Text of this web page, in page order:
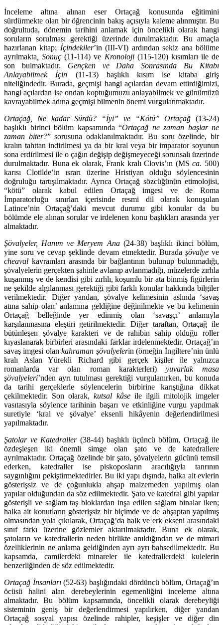
İnceleme altına alınan eser Ortaçağ konusunda eğitimini
sürdürmekte olan bir öğrencinin bakış açısıyla kaleme alınmıştır. Bu
doğrultuda, dönemin tarihini anlamak için öncelikli olarak han­gi
soruların sorulması gerektiği üzerinde durulmaktadır. Bu amaçla
hazırlanan kitap; İçindeki­ler’in (III-VI) ardından sekiz ana bölüme
ayrılmakta , Sonuç(11-114) ve Kronoloji (115-120) kısımları ile de
son bulmaktadır. Gençken ve Daha Sonrasında Bu Kitabı
Anlayabilmek İçin (11-13) başlıklı kısım ise kitaba giriş
niteliğindedir. Burada, geçmişi hangi açılardan devam ettirdiğimizi,
hangi açılardan ise ondan koptuğumuzu anlayabilmek ve günümüzü
kavrayabilmek adına geç­mişi bilmenin önemi vurgulanmaktadır.
Ortaçağ, Ne kadar Sürdü? “İyi” ve “Kötü” Ortaçağ (13-24)
başlıklı birinci bölüm kapsamında “Ortaçağ ne zaman başlar ne
zaman biter?” sorusuna odaklanılmaktadır. Bu soru özelinde, bir
kralın tahttan indirilmesi ya da bir kral veya bir imparator soyunun
sona erdirilmesi ile o çağın değişip değişmeyeceği sorunsalı üzerinde
durulmaktadır. Buna ek olarak, Frank kralı Clovis’ın (MSca. 500)
karısı Clotilde’in ısrarı üzerine Hristiyan olduğu söylencesinin
doğruluğu tartışıl­maktadır. Ayrıca Ortaçağ sözcüğünün etimolojisi,
“kötü” olarak kabul edilen Ortaçağ imgesi ve de Roma
İmparatorluğu sınırları içerisinde resmi dil olarak konuşulan
Latince’nin Ortaçağ’daki mevcut durumu gibi konular da bu
bölümde ele alınan sorular ve irdelenen konu başlıkları ara­sında yer
almaktadır.
Şövalyeler, Hanım ve Meryem Ana(24-38) başlıklı ikinci bölüm,
yine soru ve cevap şeklinde devam etmektedir. Burada şövalyeve
cheaval kavramları arasında bir bağlantının bulunup bu­lun­madığı,
şövalyelerin gerçekten şahinle avlanıp avlanmadığı, müzelerde zırhla
kuşanmış ve de kendisi gibi zırhlı, koşumlu bir ata binmiş figürlerin
ne şekilde algılanması gerektiği gibi farklı konular hakkında bilgiler
verilmektedir. Diğer yandan, şövalye kelimesinin aslında ‘savaş
atına sahip olan’ anlamına geldiğine değinilmekte ve bu kelimenin
Ortaçağ belleğinde yer edinmiş olan ‘savaşçı’ anlamıyla
karşılanmasına eleştiri getirilmektedir. Diğer taraftan, Ortaçağ ile
bütün­le­şen şövalye karakteri ve de rahibin sahip olduğu roller
kıyaslanarak birbirleri arasındaki farklar irdelenmektedir. Ortaçağ’ın
savaş imgesi olankahraman şövalyelerin (örneğin İngiltere’nin ünlü
kralı Aslan Yürekli Richard gibi gerçek kişiler ile yalnızca
romanlarda var olan roman karakterleri) yuvarlak masa
şövalyeleri’nden ayrı tutulması gerektiği vurgulanırken, bu konuda
da tarihi gerçeklerle söylencelerin birbirine karıştığına dikkat
çekilmektedir. Son olarak,kutsal kâseile ilgili mitolojik imgeler
vasıtasıyla söylence tarihinin başarı ve etkinliğine vurgu yapılmak
suretiyle ‘kral ve şövalye’ eksenli hikâyenin değerlendirilmesi
yapılmaktadır.
Şatolar ve Katedraller(38-44) başlıklı üçüncü bölüm, Ortaçağ ile
özdeşleşen iki önemli simge olan şato ve de katedrallere
ayrılmaktadır. Ortaçağ özelinde bir şato, şövalyelerin gücünü temsil
ederken, katedraller ise piskoposların aracılığıyla tanrının
saygınlığını pekiştirmektedirler. Bu iki yapı dışında, halka ait evlerin
gösterişsiz ve de çoğunlukla ahşap malzemeden yapılmış olan
yapılar olduğundan da söz edilmektedir. Şato ve katedral gibi yapılar
gösterişli ve sağlam taş blok­lardan inşa edilen sağlam binalar iken;
halka ait konutların gösterişsiz bir biçimde ve de ah­şaptan yapılmış
olmasından yola çıkılarak, Ortaçağ’da halk ve erk ekseni arasındaki
sınıf farkı üzerine gözlemler aktarılmaktadır. Buna ek olarak,
şatoların ve katedrallerin neden birlikte anıl­dığından ve de mimari
özelliklerinin ne anlama geldiğinden ayrı ayrı bahsedilmektedir. Bu
kap­samda, camilerdeki minareler ile katedrallerdeki kulelerin
benzerliğinden de söz edilmektedir.
Ortaçağ İnsanları(52-63) başlığındaki dördüncü bölüm, Ortaçağ’ın
öcüsü halini alan dere­beylerinin egemenliğini inceleme altına
almaktadır. Bu bölüm kapsamında, öncelikli olarak dere­beyliği
sisteminin geniş bir değerlendirmesi yapılırken, diğer yandan
Ortaçağ sosyal yapısı özelin­de rahipler, keşişler ve diğer din